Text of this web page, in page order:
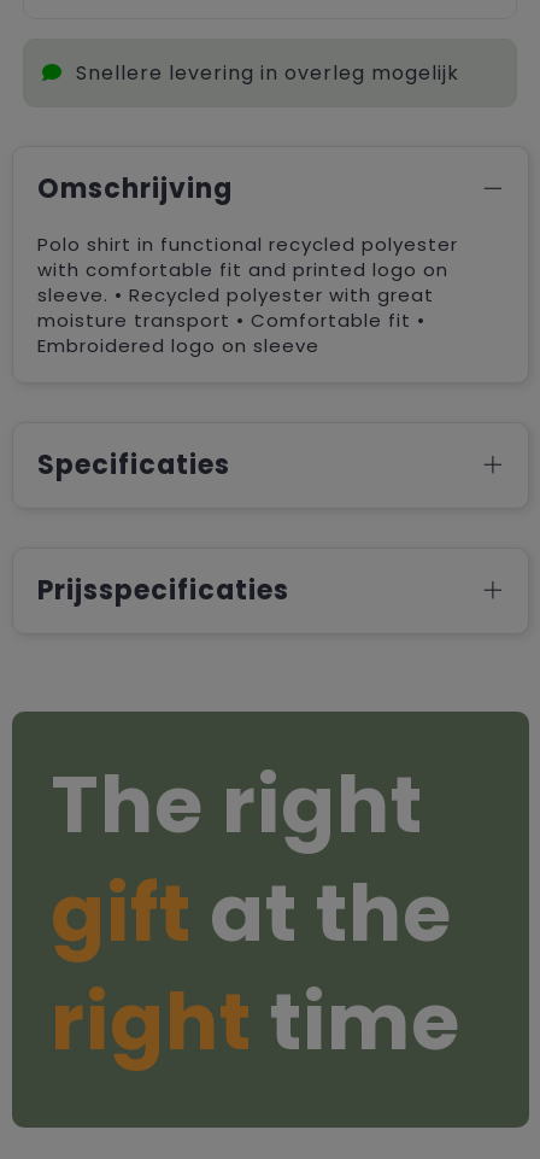
Snellere levering in overleg mogelijk
Omschrijving
Polo shirt in functional recycled polyester
with comfortable fit and printed logo on
sleeve. • Recycled polyester with great
moisture transport • Comfortable fit •
Embroidered logo on sleeve
Specificaties
Prijsspecificaties
The right
gift at the
right time